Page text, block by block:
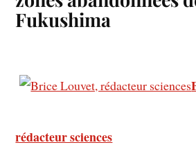
Fukushima
rédacteur sciences